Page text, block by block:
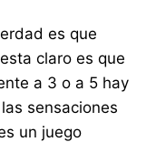
es que
claro es que
a 3 o a 5 hay
sensaciones
un juego